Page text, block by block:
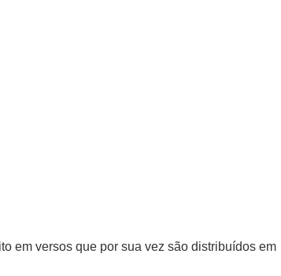
em versos que por sua vez são distribuídos em